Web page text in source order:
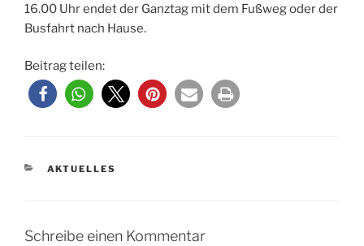
16.00 Uhr endet der Ganztag mit dem Fußweg oder der
Busfahrt nach Hause.
Beitrag teilen:
KATEGORIEN
AKTUELLES
Schreibe einen Kommentar